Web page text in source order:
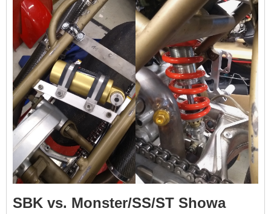
SBK vs. Monster/SS/ST Showa